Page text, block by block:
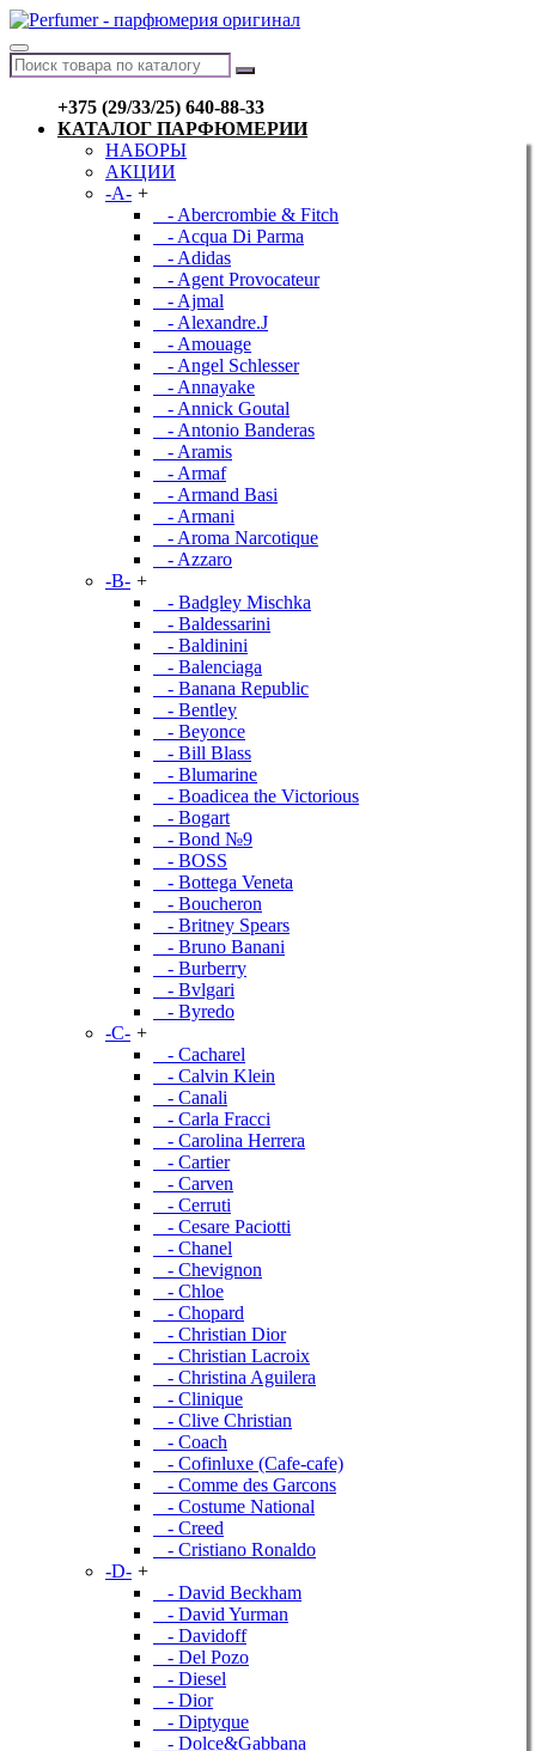
+375 (29/33/25) 640-88-33
КАТАЛОГ ПАРФЮМЕРИИ
НАБОРЫ
АКЦИИ
-A- +
- Abercrombie & Fitch
- Acqua Di Parma
- Adidas
- Agent Provocateur
- Ajmal
- Alexandre.J
- Amouage
- Angel Schlesser
- Annayake
- Annick Goutal
- Antonio Banderas
- Aramis
- Armaf
- Armand Basi
- Armani
- Aroma Narcotique
- Azzaro
-B- +
- Badgley Mischka
- Baldessarini
- Baldinini
- Balenciaga
- Banana Republic
- Bentley
- Beyonce
- Bill Blass
- Blumarine
- Boadicea the Victorious
- Bogart
- Bond №9
- BOSS
- Bottega Veneta
- Boucheron
- Britney Spears
- Bruno Banani
- Burberry
- Bvlgari
- Byredo
-C- +
- Cacharel
- Calvin Klein
- Canali
- Carla Fracci
- Carolina Herrera
- Cartier
- Carven
- Cerruti
- Cesare Paciotti
- Chanel
- Chevignon
- Chloe
- Chopard
- Christian Dior
- Christian Lacroix
- Christina Aguilera
- Clinique
- Clive Christian
- Coach
- Cofinluxe (Cafe-cafe)
- Comme des Garcons
- Costume National
- Creed
- Cristiano Ronaldo
-D- +
- David Beckham
- David Yurman
- Davidoff
- Del Pozo
- Diesel
- Dior
- Diptyque
- Dolce&Gabbana